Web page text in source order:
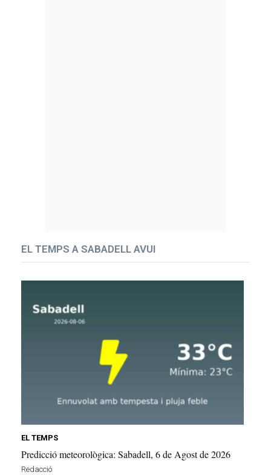
EL TEMPS A SABADELL AVUI
EL TEMPS
Predicció meteorològica: Sabadell, 6 de Agost de 2026
Redacció